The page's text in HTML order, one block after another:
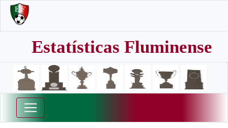
Estatísticas Fluminense